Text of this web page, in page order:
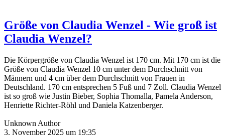
Größe von Claudia Wenzel - Wie groß ist
Claudia Wenzel?
Die Körpergröße von Claudia Wenzel ist 170 cm. Mit 170 cm ist die
Größe von Claudia Wenzel 10 cm unter dem Durchschnitt von
Männern und 4 cm über dem Durchschnitt von Frauen in
Deutschland. 170 cm entsprechen 5 Fuß und 7 Zoll. Claudia Wenzel
ist so groß wie Justin Bieber, Sophia Thomalla, Pamela Anderson,
Henriette Richter-Röhl und Daniela Katzenberger.
Unknown Author
3. November 2025 um 19:35